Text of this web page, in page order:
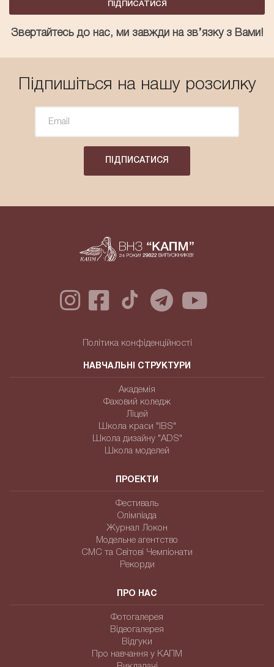
ПІДПИСАТИСЯ
Звертайтесь до нас, ми завжди на зв’язку з Вами!
Підпишіться на нашу розсилку
ПІДПИСАТИСЯ
Політика конфіденційності
НАВЧАЛЬНІ СТРУКТУРИ
Академія
Фаховий коледж
Ліцей
Школа краси "IBS"
Школа дизайну "ADS"
Школа моделей
ПРОЕКТИ
Фестиваль
Олімпіада
Журнал Локон
Модельне агентство
СМС та Світові Чемпіонати
Рекорди
ПРО НАС
Фотогалерея
Відеогалерея
Відгуки
Про навчання у КАПМ